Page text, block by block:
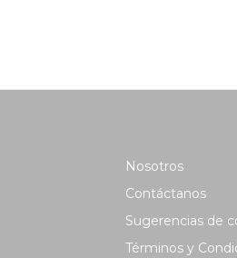
Nosotros
Contáctanos
Sugerencias de
Términos y